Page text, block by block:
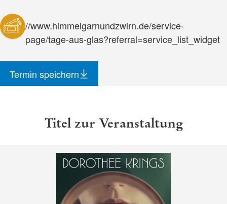
//www.himmelgarnundzwirn.de/service-
page/tage-aus-glas?referral=service_list_widget
Termin speichern
Titel zur Veranstaltung